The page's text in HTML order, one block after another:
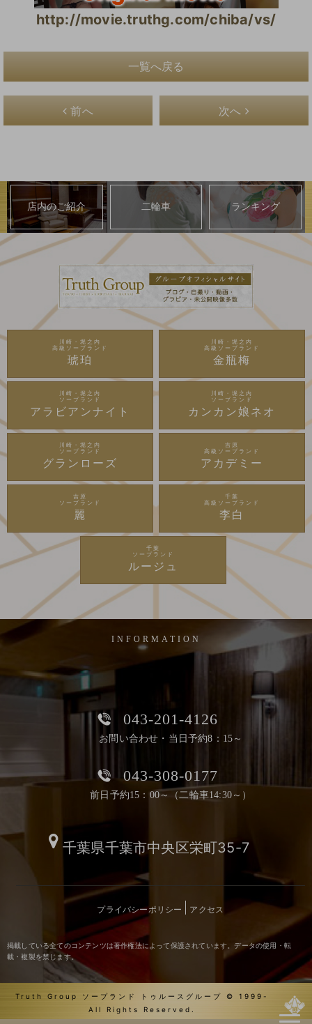
http://movie.truthg.com/chiba/vs/
前へ
一覧へ戻る
次へ
店内のご紹介 二輪車 ランキング
川崎・堀之内
高級ソープランド
琥珀
川崎・堀之内
高級ソープランド
金瓶梅
川崎・堀之内
ソープランド
アラビアンナイト
川崎・堀之内
ソープランド
カンカン娘ネオ
川崎・堀之内
ソープランド
グランローズ
吉原
高級ソープランド
アカデミー
吉原
ソープランド
麗
千葉
高級ソープランド
李白
千葉
ソープランド
ルージュ
INFORMATION
043-201-4126
お問い合わせ・当日予約8：15～
043-308-0177
前日予約15：00～（二輪車14:30～）
千葉県千葉市中央区栄町35-7
プライバシーポリシー アクセス
掲載している全てのコンテンツは著作権法によって保護されています。データの使用・転
載・複製を禁じます。
Truth Group ソープランド トゥルースグループ © 1999-
All Rights Reserved.